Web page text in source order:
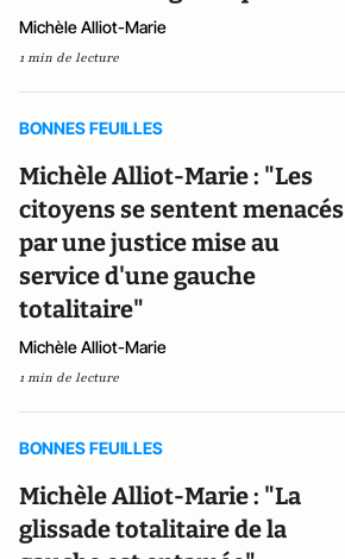
Michèle Alliot-Marie
1 min de lecture
BONNES FEUILLES
Michèle Alliot-Marie : "Les
citoyens se sentent menacés
par une justice mise au
service d'une gauche
totalitaire"
Michèle Alliot-Marie
1 min de lecture
BONNES FEUILLES
Michèle Alliot-Marie : "La
glissade totalitaire de la